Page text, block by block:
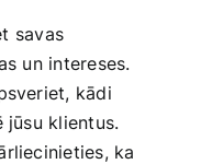
savas
un intereses.
​kādi
jūsu klientus.
ka